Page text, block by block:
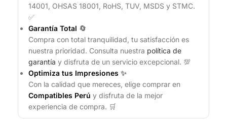
14001, OHSAS 18001, RoHS, TUV, MSDS y STMC.
✅
Garantía Total 🔄
Compra con total tranquilidad, tu satisfacción es
nuestra prioridad. Consulta nuestra política de
garantía y disfruta de un servicio excepcional. 💯
Optimiza tus Impresiones ✨
Con la calidad que mereces, elige comprar en
Compatibles Perú y disfruta de la mejor
experiencia de compra. 🛒